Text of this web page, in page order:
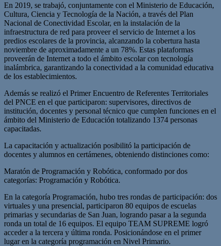
En 2019, se trabajó, conjuntamente con el Ministerio de Educación,
Cultura, Ciencia y Tecnología de la Nación, a través del Plan
Nacional de Conectividad Escolar, en la instalación de la
infraestructura de red para proveer el servicio de Internet a los
predios escolares de la provincia, alcanzando la cobertura hasta
noviembre de aproximadamente a un 78%. Estas plataformas
proveerán de Internet a todo el ámbito escolar con tecnología
inalámbrica, garantizando la conectividad a la comunidad educativa
de los establecimientos.
Además se realizó el Primer Encuentro de Referentes Territoriales
del PNCE en el que participaron: supervisores, directivos de
institución, docentes y personal técnico que cumplen funciones en el
ámbito del Ministerio de Educación totalizando 1374 personas
capacitadas.
La capacitación y actualización posibilitó la participación de
docentes y alumnos en certámenes, obteniendo distinciones como:
Maratón de Programación y Robótica, conformado por dos
categorías: Programación y Robótica.
En la categoría Programación, hubo tres rondas de participación: dos
virtuales y una presencial, participaron 80 equipos de escuelas
primarias y secundarias de San Juan, logrando pasar a la segunda
ronda un total de 16 equipos. El equipo TEAM SUPREME logró
acceder a la tercera y última ronda. Posicionándose en el primer
lugar en la categoría programación en Nivel Primario.